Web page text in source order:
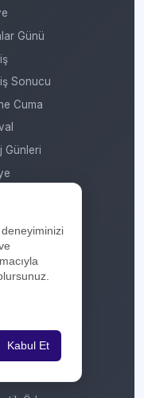
Günü
Sonucu
Cuma
Günleri
Günü
Ödeme
Kabul Et